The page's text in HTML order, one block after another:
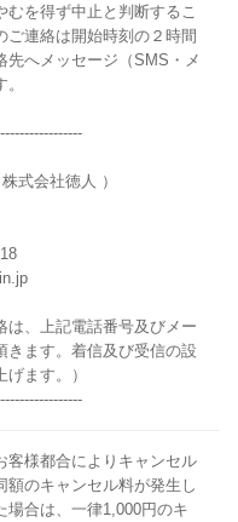
を得ず中止と判断するこ
ご連絡は開始時刻の２時間
先へメッセージ（SMS・メ
式会社徳人 ）
は、上記電話番号及びメー
きます。着信及び受信の設
ます。）
客様都合によりキャンセル
額のキャンセル料が発生し
場合は、一律1,000円のキ